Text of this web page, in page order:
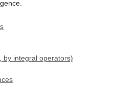
by integral operators)